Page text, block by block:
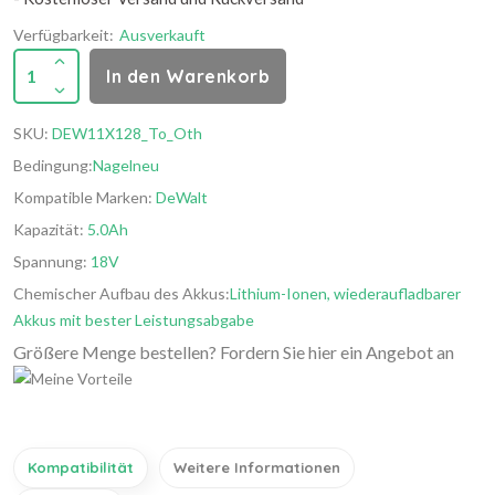
Verfügbarkeit: Ausverkauft
1 In den Warenkorb
SKU: DEW11X128_To_Oth
Bedingung:Nagelneu
Kompatible Marken: DeWalt
Kapazität: 5.0Ah
Spannung: 18V
Chemischer Aufbau des Akkus:Lithium-Ionen, wiederaufladbarer
Akkus mit bester Leistungsabgabe
Größere Menge bestellen? Fordern Sie hier ein Angebot an
Kompatibilität Weitere Informationen